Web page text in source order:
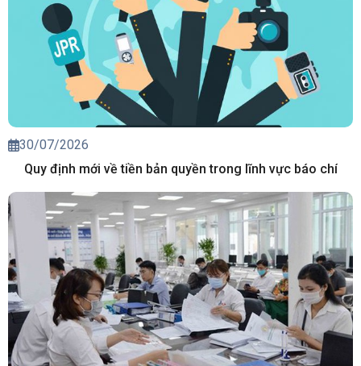
30/07/2026
Quy định mới về tiền bản quyền trong lĩnh vực báo chí